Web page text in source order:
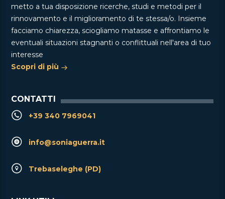
metto a tua disposizione ricerche, studi e metodi per il
rinnovamento e il miglioramento di te stessa/o. Insieme
facciamo chiarezza, sciogliamo matasse e affrontiamo le
eventuali situazioni stagnanti o conflittuali nell'area di tuo
interesse
Scopri di più
CONTATTI
+39 340 7969041
info@soniaguerra.it
Trebaseleghe (PD)